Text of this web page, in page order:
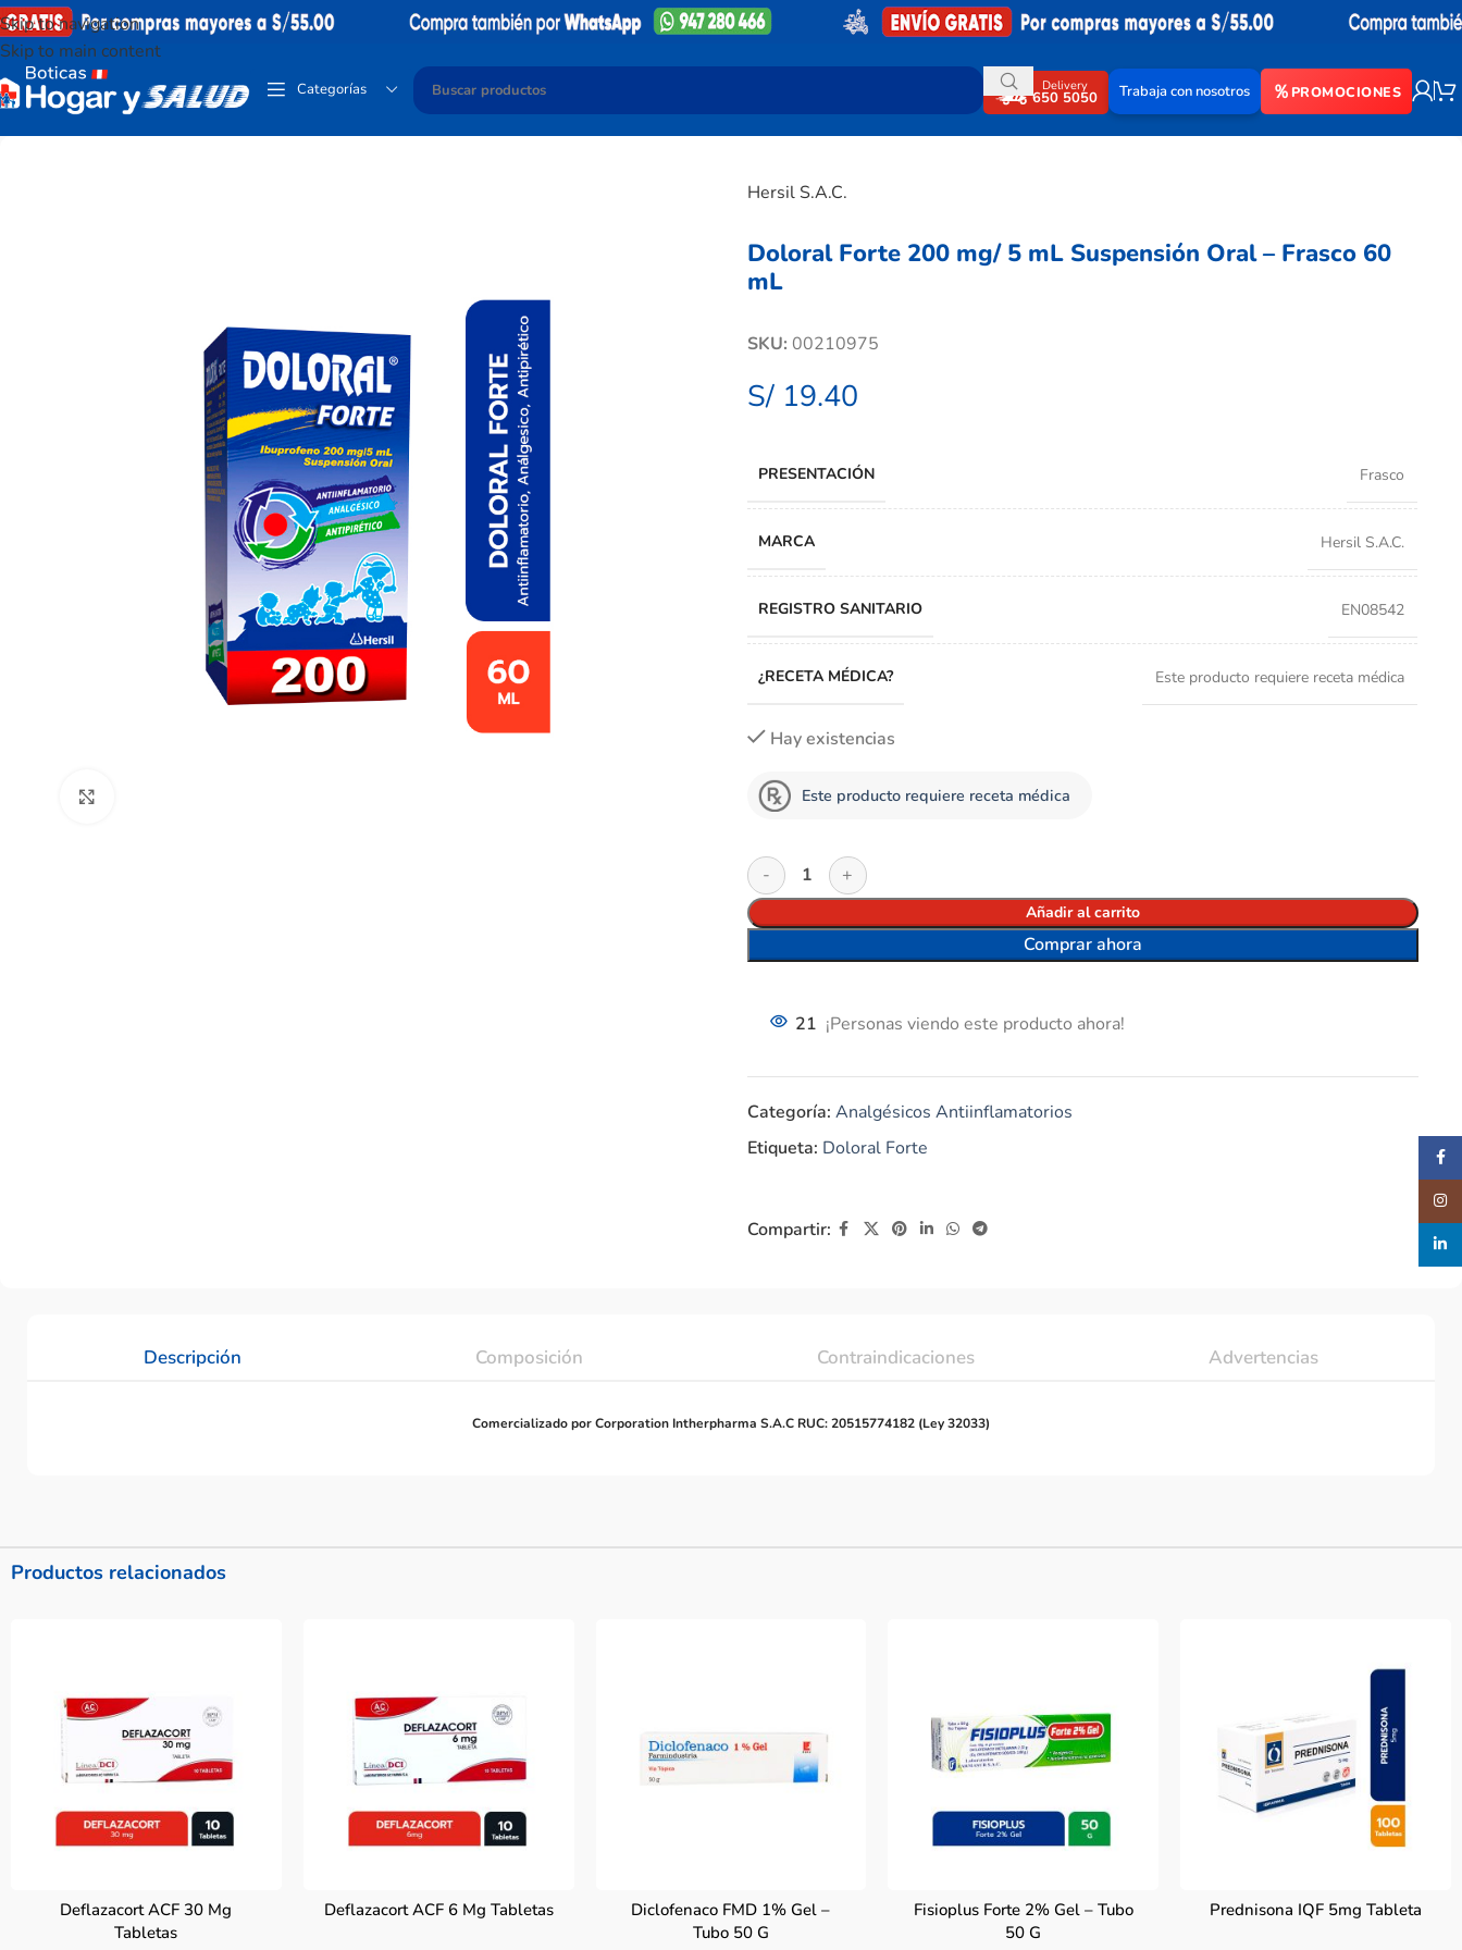
Skip to navigation
Skip to main content
Categorías Delivery
650 5050 Trabaja con nosotros PROMOCIONES
Hersil S.A.C.
Doloral Forte 200 mg/ 5 mL Suspensión Oral – Frasco 60
mL
SKU: 00210975
S/19.40
PRESENTACIÓN Frasco
MARCA Hersil S.A.C.
REGISTRO SANITARIO EN08542
¿RECETA MÉDICA? Este producto requiere receta médica
Hay existencias
Este producto requiere receta médica
Añadir al carrito
Comprar ahora
21 ¡Personas viendo este producto ahora!
Categoría: Analgésicos Antiinflamatorios
Etiqueta: Doloral Forte
Compartir:
Descripción Composición Contraindicaciones Advertencias
Comercializado por Corporation Intherpharma S.A.C RUC: 20515774182 (Ley 32033)
Productos relacionados
Deflazacort ACF 30 Mg
Tabletas
Deflazacort ACF 6 Mg Tabletas
Diclofenaco FMD 1% Gel –
Tubo 50 G
Fisioplus Forte 2% Gel – Tubo
50 G
Prednisona IQF 5mg Tableta